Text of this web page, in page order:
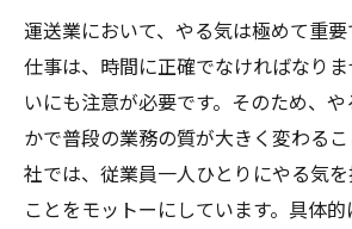
運送業において、やる気は極めて重要
仕事は、時間に正確でなければなり
いにも注意が必要です。そのため、
かで普段の業務の質が大きく変わる
社では、従業員一人ひとりにやる気
ことをモットーにしています。具体